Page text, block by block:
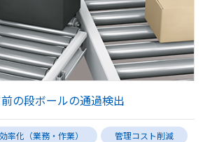
の段ボールの通過検出
効率化（業務・作業）
管理コスト削減